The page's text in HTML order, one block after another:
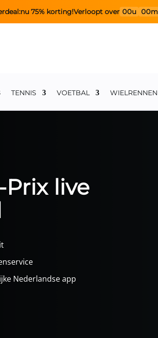
nu 75% korting!Verloopt over 00u 00m
TENNIS VOETBAL WIELRENNEN
Prix live
Nederlandse app